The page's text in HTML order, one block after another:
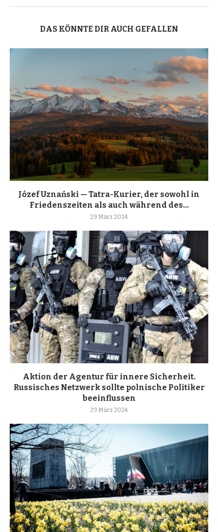
DAS KÖNNTE DIR AUCH GEFALLEN
Józef Uznański — Tatra-Kurier, der sowohl in
Friedenszeiten als auch während des...
29 März 2024
Aktion der Agentur für innere Sicherheit.
Russisches Netzwerk sollte polnische Politiker
beeinflussen
29 März 2024